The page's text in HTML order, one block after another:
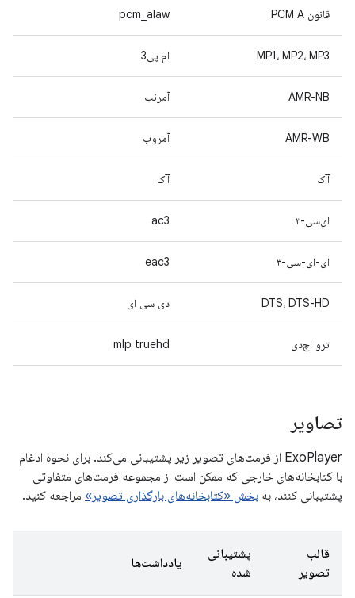
قانون PCM A pcm_alaw
MP1، MP2، MP3 ام پی3
AMR-NB آمرنب
AMR-WB آمروب
آآک آآک
ای‌سی-۳ ac3
ای-ای-سی-۳ eac3
DTS، DTS-HD دی سی ای
ترو اچ‌دی mlp truehd
تصاویر
ExoPlayer از فرمت‌های تصویر زیر پشتیبانی می‌کند. برای نحوه ادغام
با کتابخانه‌های خارجی که ممکن است از مجموعه فرمت‌های متفاوتی
پشتیبانی کنند، به بخش «کتابخانه‌های بارگذاری تصویر» مراجعه کنید.
قالب
تصویر
پشتیبانی
شده
یادداشت‌ها